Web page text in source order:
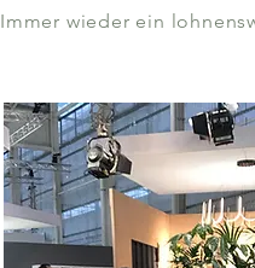
Immer wieder ein